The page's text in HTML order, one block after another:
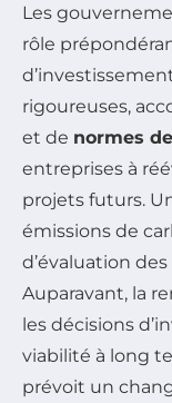
Les
rôle
rigoureuses,
et de normes
entreprises à
projets futurs.
émissions de
d’évaluation
Auparavant, la
les décisions
viabilité à long
prévoit un